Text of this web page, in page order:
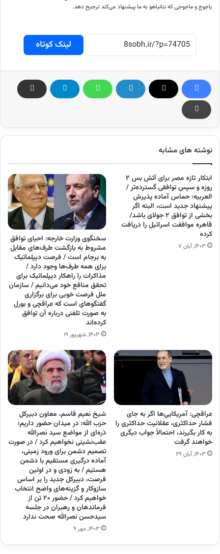
یاجوج و ماجوجی که نتانیاهو به ما پیشنهاد می‌کند ترجیح دهد.
لینک کوتاه
نوشته های مشابه
ابتکار تازه مصر برای آتش بس ۲
روزه و سپس توافقی گسترده‌تر /
العربیه: حماس آماده پذیرش
پیشنهاد جدید است، البته اگر
بخشی از توافق ۲ جولای باشد/
قاهره موافقت اسرائیل را دریافت
کرده
۱۴۰۳, آبان ۷
سخنگوی وزارت خارجه: احیای توافق
مشروط به بازگشت طرف‌های مقابل
به برجام است / فرصت دیپلماتیک
برای همه طرف‌ها وجود دارد /
مذاکرات را راهکار دیپلماتیک برای
تحقق منافع خود می‌دانیم / سازمان
ملل فرصت خوبی برای برگزاری
گفتگو‌های است که عراقچی و بورل
به صورت تلفنی درباره آن توافق
کرده‌اند
۱۴۰۳, شهریور ۱۹
عراقچی: آمریکایی‌ها اگر به جای
فشار حداکثری، عقلانیت حداکثری را
به کار بگیرند، احتمالاً جواب دیگری
خواهند گرفت
۱۴۰۳, آبان ۲۹
شیخ نعیم قاسم، معاون دبیرکل
حزب الله: در میدان حضور داریم؛
ذره‌ای از مواضع سید نصرالله
عقب‌نشینی نخواهیم کرد / در صورت
تصمیم دشمن برای ورود زمینی،
آماده درگیری مستقیم با دشمن
هستیم / به زودی و در اولین
فرصت، دبیرکل جدید را بر اساس
سازوکار و گزینه‌های واضح انتخاب
خواهیم کرد / حضور ۲۰ تن از
فرماندهان و رهبران در جلسه
سیدحسن نصرالله صحت ندارد
۱۴۰۳, مهر ۹